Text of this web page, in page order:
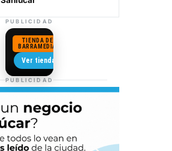
PUBLICIDAD
TIENDA DE
BARRAMEDIA
Camisetas de Sanlúcar
Ver tienda →
PUBLICIDAD